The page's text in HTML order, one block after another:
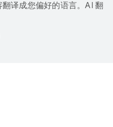
译成您偏好的语言。AI 翻